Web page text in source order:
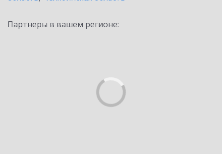
Партнеры в вашем регионе: